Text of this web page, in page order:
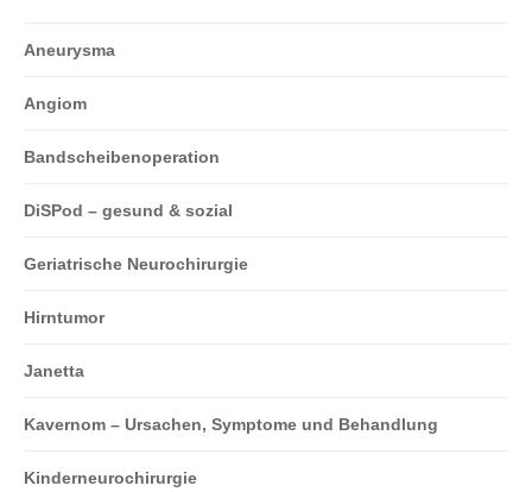
Aneurysma
Angiom
Bandscheibenoperation
DiSPod – gesund & sozial
Geriatrische Neurochirurgie
Hirntumor
Janetta
Kavernom – Ursachen, Symptome und Behandlung
Kinderneurochirurgie